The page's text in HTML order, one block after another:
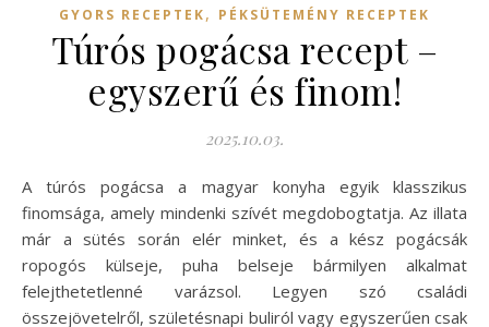
GYORS RECEPTEK, PÉKSÜTEMÉNY RECEPTEK
Túrós pogácsa recept –
egyszerű és finom!
2025.10.03.
A túrós pogácsa a magyar konyha egyik klasszikus
finomsága, amely mindenki szívét megdobogtatja. Az illata
már a sütés során elér minket, és a kész pogácsák
ropogós külseje, puha belseje bármilyen alkalmat
felejthetetlenné varázsol. Legyen szó családi
összejövetelről, születésnapi buliról vagy egyszerűen csak